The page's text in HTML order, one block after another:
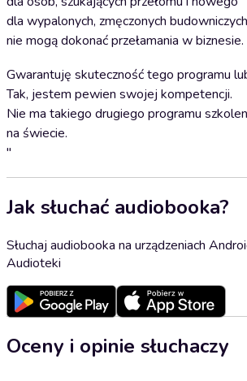
dla wypalonych, zmęczonych
nie mogą dokonać przełamania w biznesie.
Gwarantuję skuteczność tego programu
Tak, jestem pewien swojej kompetencji.
Nie ma takiego drugiego programu
na świecie.
"
Jak słuchać audiobooka?
Słuchaj audiobooka na urządzeniach
Audioteki
Oceny i opinie słuchaczy